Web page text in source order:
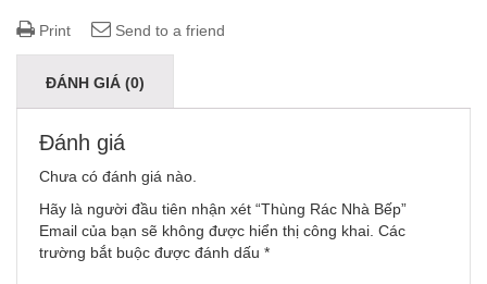
Print Send to a friend
ĐÁNH GIÁ (0)
Đánh giá
Chưa có đánh giá nào.
Hãy là người đầu tiên nhận xét “Thùng Rác Nhà Bếp”
Email của bạn sẽ không được hiển thị công khai. Các
trường bắt buộc được đánh dấu *